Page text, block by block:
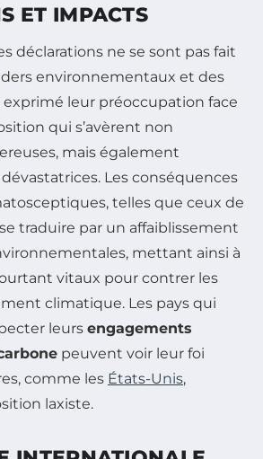
ET IMPACTS
déclarations ne se sont pas fait
environnementaux et des
leur préoccupation face
qui s’avèrent non
mais également
Les conséquences
telles que ceux de
traduire par un affaiblissement
mettant ainsi à
vitaux pour contrer les
climatique. Les pays qui
leurs engagements
peuvent voir leur foi
comme les États-Unis,
laxiste.